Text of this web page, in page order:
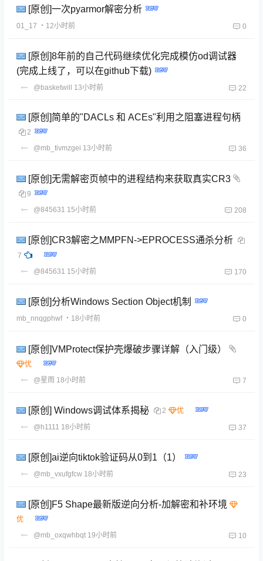
[原创]一次pyarmor解密分析
01_17 ・12小时前 0
[原创]8年前的自己代码继续优化完成模仿od调试器
(完成上线了，可以在github下载)
@basketwill 13小时前 22
[原创]简单的"DACLs 和 ACEs"利用之阻塞进程句柄
2
@mb_tivmzgei 13小时前 36
[原创]无需解密页帧中的进程结构来获取真实CR3
9
@845631 15小时前 208
[原创]CR3解密之MMPFN->EPROCESS通杀分析
7
@845631 15小时前 170
[原创]分析Windows Section Object机制
mb_nnqgphwf ・18小时前 0
[原创]VMProtect保护壳爆破步骤详解（入门级）
@星雨 18小时前 7
[原创] Windows调试体系揭秘
2
@h1111 18小时前 37
[原创]ai逆向tiktok验证码从0到1（1）
@mb_vxufgfcw 18小时前 23
[原创]F5 Shape最新版逆向分析-加解密和补环境
@mb_oxqwhbqt 19小时前 10